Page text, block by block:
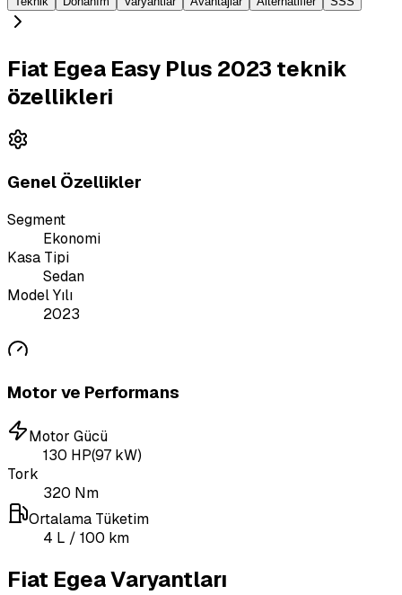
Fiat Egea Easy Plus 2023 teknik
özellikleri
Genel Özellikler
Segment
Ekonomi
Kasa Tipi
Sedan
Model Yılı
2023
Motor ve Performans
Motor Gücü
130 HP(97 kW)
Tork
320 Nm
Ortalama Tüketim
4 L / 100 km
Fiat Egea Varyantları